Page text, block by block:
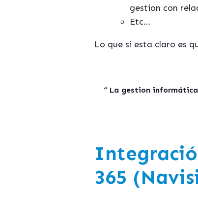
gestion con
Etc…
Lo que si esta claro es
“ La gestion
365